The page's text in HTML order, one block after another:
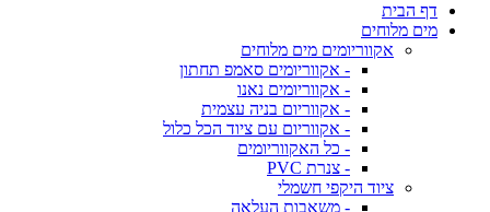
דף הבית
מים מלוחים
אקווריומים מים מלוחים
- אקווריומים סאמפ תחתון
- אקווריומים נאנו
- אקווריום בניה עצמית
- אקווריום עם ציוד הכל כלול
- כל האקווריומים
- צנרת PVC
ציוד היקפי חשמלי
- משאבות העלאה